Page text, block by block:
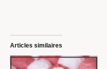
Articles similaires